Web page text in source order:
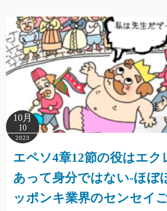
10月
10
2023
エペソ4章12節の役はエ
あって身分ではない-ほぼ
ッポンキ業界のセンセイ